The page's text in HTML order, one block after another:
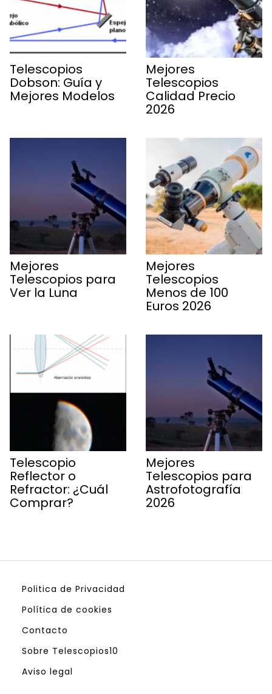
Telescopios
Dobson: Guía y
Mejores Modelos
Mejores
Telescopios
Calidad Precio
2026
Mejores
Telescopios para
Ver la Luna
Mejores
Telescopios
Menos de 100
Euros 2026
Telescopio
Reflector o
Refractor: ¿Cuál
Comprar?
Mejores
Telescopios para
Astrofotografía
2026
Politica de Privacidad
Política de cookies
Contacto
Sobre Telescopios10
Aviso legal